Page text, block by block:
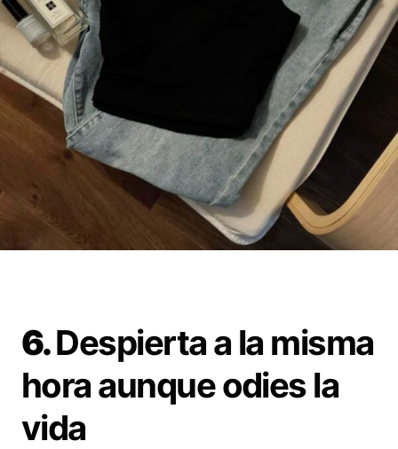
6.Despierta a la misma
hora aunque odies la
vida